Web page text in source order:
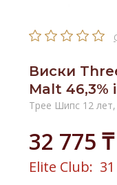
Виски
Malt 46,3%
Трее Шипс 12
32 775 ₸
Elite Club: